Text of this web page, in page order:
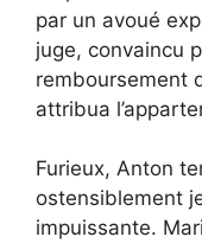
par un avoué
juge, convaincu
remboursement
attribua
Furieux, Anton
ostensiblement
impuissante.